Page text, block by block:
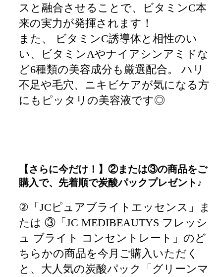
スと融合させることで、ビタミンC本
来の実力が発揮されます！
また、 ビタミンC誘導体と相性のい
い、ビタミンAやナイアシンアミドな
ど6種類の美容成分も厳選配合。 ハリ
不足や毛穴、ニキビケアが気になる方
にもピッタリの美容液です◎
【さらに今だけ！】②または③の商品をご
購入で、先着順で炭酸パックプレゼント♪
②「JCピュアブライトエッセンス」ま
たは ③「JC MEDIBEAUTYS フレッシ
ュ ブライト コンセントレート」のど
ちらかの商品を今月ご購入いただく
と、大人気の炭酸パック「グリーンマ